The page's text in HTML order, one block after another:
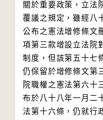
關於重要政策，立法
覆議之規定，雖經八
公布之憲法增修條文
項第三款增設立法院
制度，但該第五十七
仍保留於增修條文第
院職權之憲法第六十
布於八十八年一月二
法第十六條，仍就行